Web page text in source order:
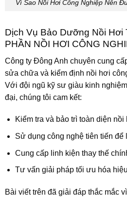
Vì Sao Nồi Hơi Công Nghiệp Nên
Dịch Vụ Bảo Dưỡng Nồi Hơi
PHẦN NỒI HƠI CÔNG
Công ty Đông Anh chuyên cung
sửa chữa và kiểm định nồi hơi
Với đội ngũ kỹ sư giàu kinh
đại, chúng tôi cam kết:
Kiểm tra và bảo trì toàn diện nồi
Sử dụng công nghệ tiên tiến
Cung cấp linh kiện thay thế
Tư vấn giải pháp tối ưu hóa
Bài viết trên đã giải đáp thắc mắc